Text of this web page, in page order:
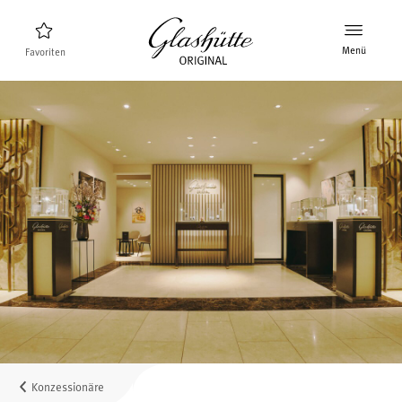
Favoriten Menü
Uhrenfinder
Kollektion
Entdecken Sie die Kollektion
Die Marke Glashütte Original
Manufaktur, Geschichte und Partner
Karriere
Glashütte Original als Arbeitgeber
Verkaufspunkte
Konzessionäre